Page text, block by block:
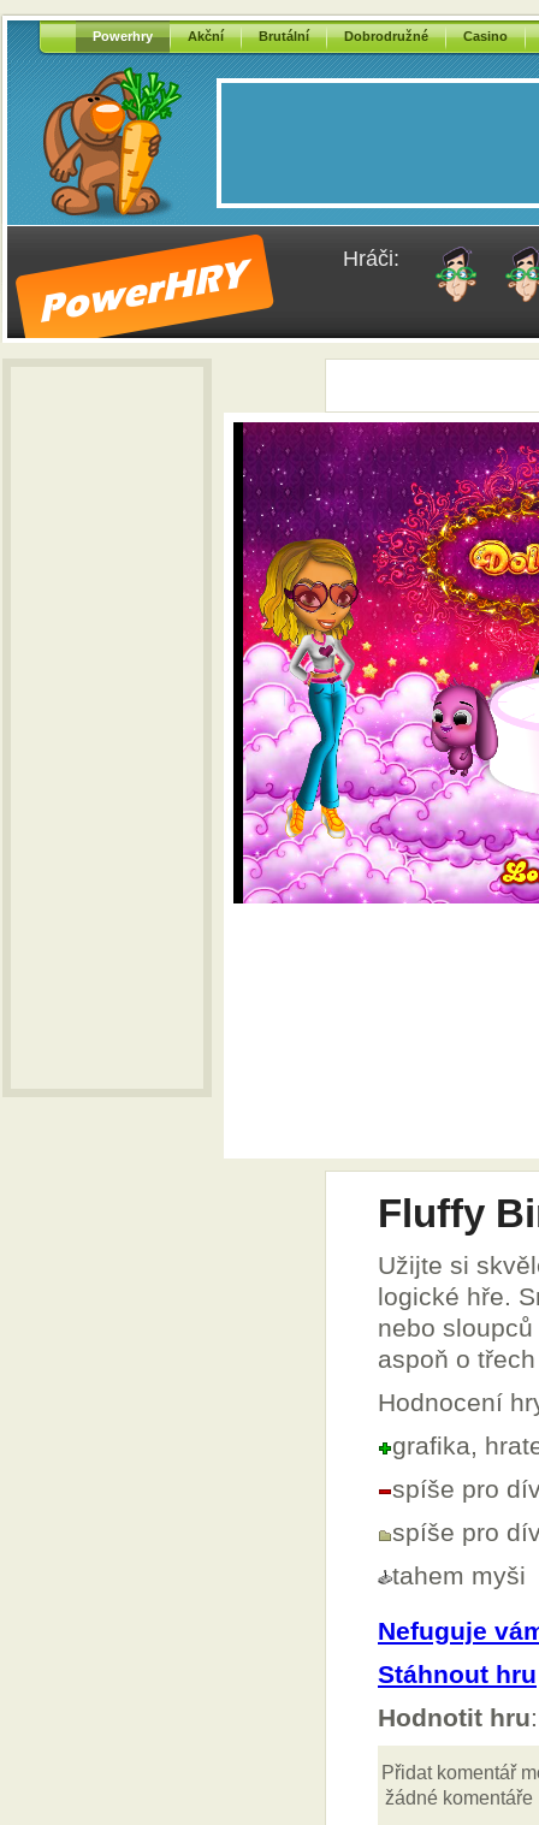
Powerhry Akční Brutální Dobrodružné Casino
Hráči:
Fluffy
Užijte si
logické hře.
nebo
aspoň o
Hodnocení
grafika,
spíše pro
spíše pro
tahem myši
Nefuguje
Stáhnout hru
Hodnotit hru